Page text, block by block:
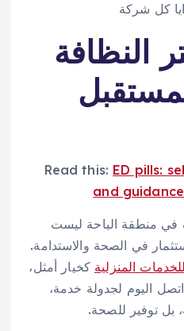
كل شركة
النظافة
Read this: ED pills:
and
في منطقة الباحة ليست
في الصحة والاستدامة.
المنزلية كخيار أمثل،
اتصل اليوم لجدولة خدمة،
بل توفير للصحة.